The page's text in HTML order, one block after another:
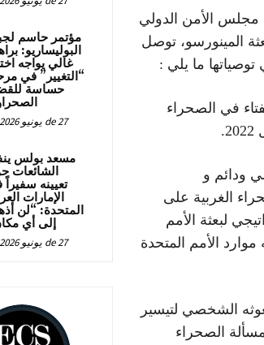
مؤتمر حاسم
البوليساريو:
غالي يواجه
“التغيير” في
حساسة
27 de يونيو de 2026
مسعد بولس
الشائعات
تعيينه
الإمارات
المتحدة: “لن
إلى أي
27 de يونيو de 2026
مجلس الأمن الدولي
المينورسو، توصل
في الصحراء
الغربية على
لبعثة الأمم
موارد الأمم المتحدة
الشخصي لتيسير
الصحراء